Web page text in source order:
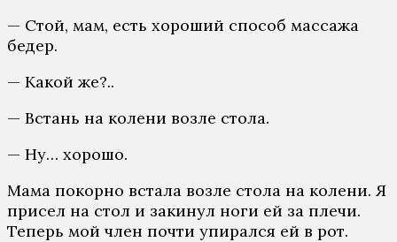
— Стой, мам, есть хороший способ массажа
бедер.
— Какой же?..
— Встань на колени возле стола.
— Ну… хорошо.
Мама покорно встала возле стола на колени. Я
присел на стол и закинул ноги ей за плечи.
Теперь мой член почти упирался ей в рот.